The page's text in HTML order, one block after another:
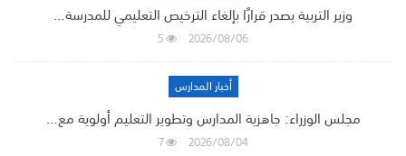
وزير التربية يصدر قرارًا بإلغاء الترخيص التعليمي للمدرسة…
2026/08/06
5
أخبار المدارس
مجلس الوزراء: جاهزية المدارس وتطوير التعليم أولوية مع…
2026/08/04
7